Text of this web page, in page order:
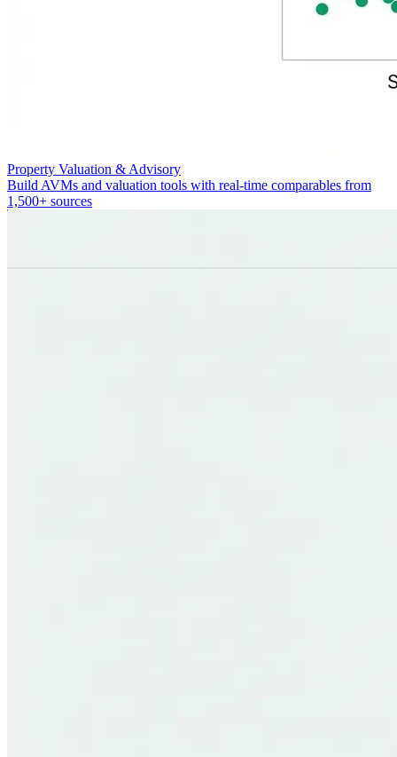
Property Valuation & Advisory
Build AVMs and valuation tools with real-time comparables from
1,500+ sources